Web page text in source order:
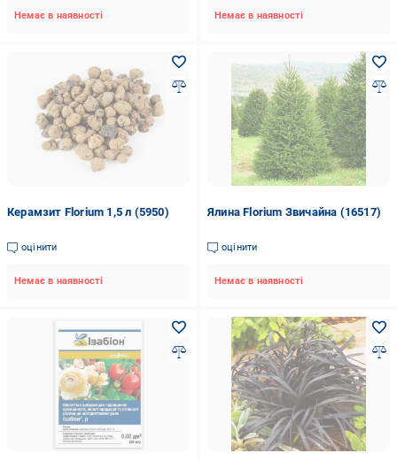
Немає в наявності Немає в наявності
Керамзит Florium 1,5 л (5950)
оцінити
Немає в наявності
Ялина Florium Звичайна (16517)
оцінити
Немає в наявності